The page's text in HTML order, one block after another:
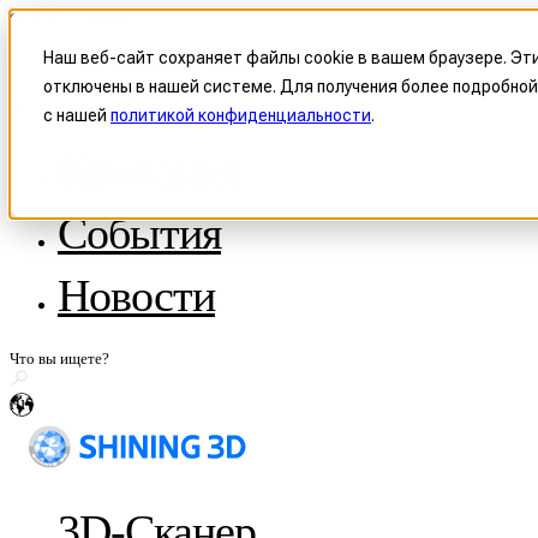
Наш веб-сайт сохраняет файлы cookie в вашем браузере.
отключены в нашей системе. Для получения более
с нашей политикой конфиденциальности.
Skip to content
Header Menu - Text
О компании SHINING 3D
Стать реселлером
Патенты и политики
История с WorldSkills
Сотрудничество СМИ
Поделитесь историей
События
Новости
ru